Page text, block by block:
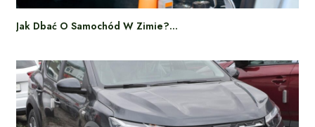
Jak Dbać O Samochód W Zimie?…